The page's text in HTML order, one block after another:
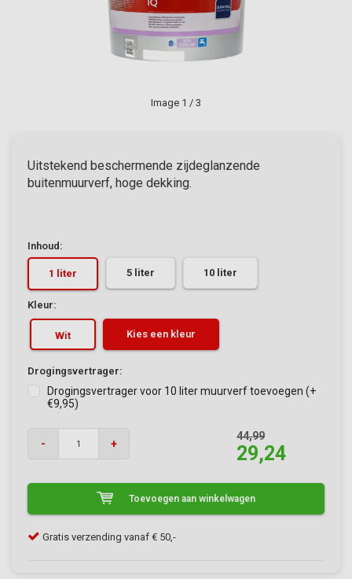
Image 1 / 3
Uitstekend beschermende zijdeglanzende
buitenmuurverf, hoge dekking.
Inhoud:
1 liter 5 liter 10 liter
Kleur:
Wit Kies een kleur
Drogingsvertrager:
Drogingsvertrager voor 10 liter muurverf toevoegen (+
€9,95)
- +
44,99
29,24
Toevoegen aan winkelwagen
Klanten geven VerfonlineXL een 9/10